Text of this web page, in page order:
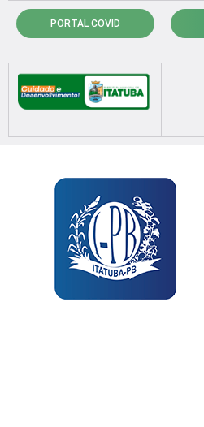
para
conteúdo
PORTAL COVID